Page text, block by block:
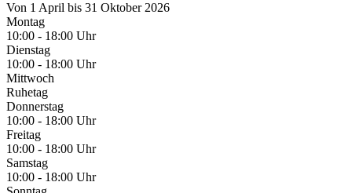
Von 1 April bis 31 Oktober 2026
Montag
10:00 - 18:00 Uhr
Dienstag
10:00 - 18:00 Uhr
Mittwoch
Ruhetag
Donnerstag
10:00 - 18:00 Uhr
Freitag
10:00 - 18:00 Uhr
Samstag
10:00 - 18:00 Uhr